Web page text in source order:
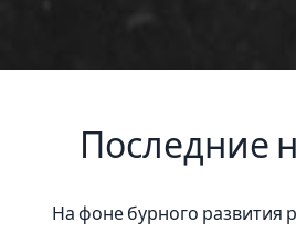
Последние
развития рынка мобильных